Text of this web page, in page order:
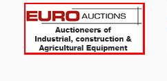
Filtro Prensa
Filtro Prensa De Banda